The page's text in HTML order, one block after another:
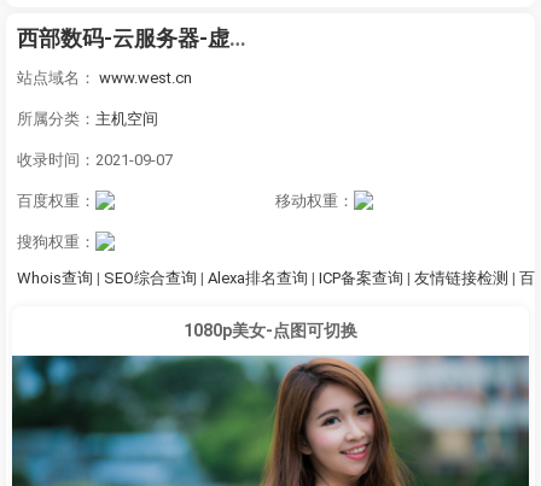
西部数码-云服务器-虚拟主机-域名注册19年知名云服务商！
站点域名： www.west.cn
所属分类： 主机空间
收录时间：2021-09-07
百度权重： 移动权重：
搜狗权重：
Whois查询 | SEO综合查询 | Alexa排名查询 | ICP备案查询 | 友情链接检测 | 百
1080p美女-点图可切换